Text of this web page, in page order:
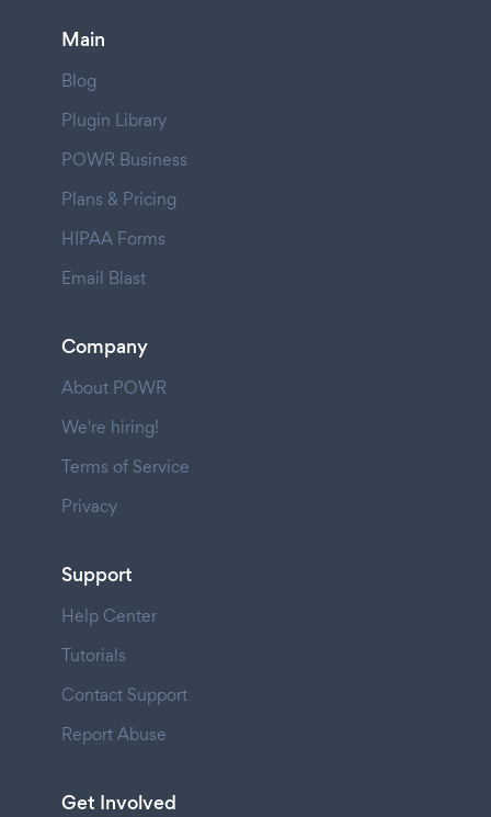
Main
Blog
Plugin Library
POWR Business
Plans & Pricing
HIPAA Forms
Email Blast
Company
About POWR
We're hiring!
Terms of Service
Privacy
Support
Help Center
Tutorials
Contact Support
Report Abuse
Get Involved